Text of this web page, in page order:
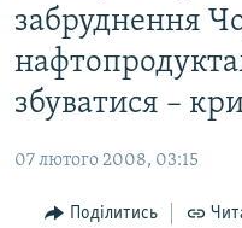
основного
матеріалу
Перейти
до
Перейти
ВСЕ ЗА ДОБУ
СТАТТІ
СУСПІЛЬСТВО
ВІЙНА
РОСІЙСЬКА
ДОНБАС.РЕАЛІЇ
забруднення
збуватися –
07 лютого 2008, 03:15
Поділитись